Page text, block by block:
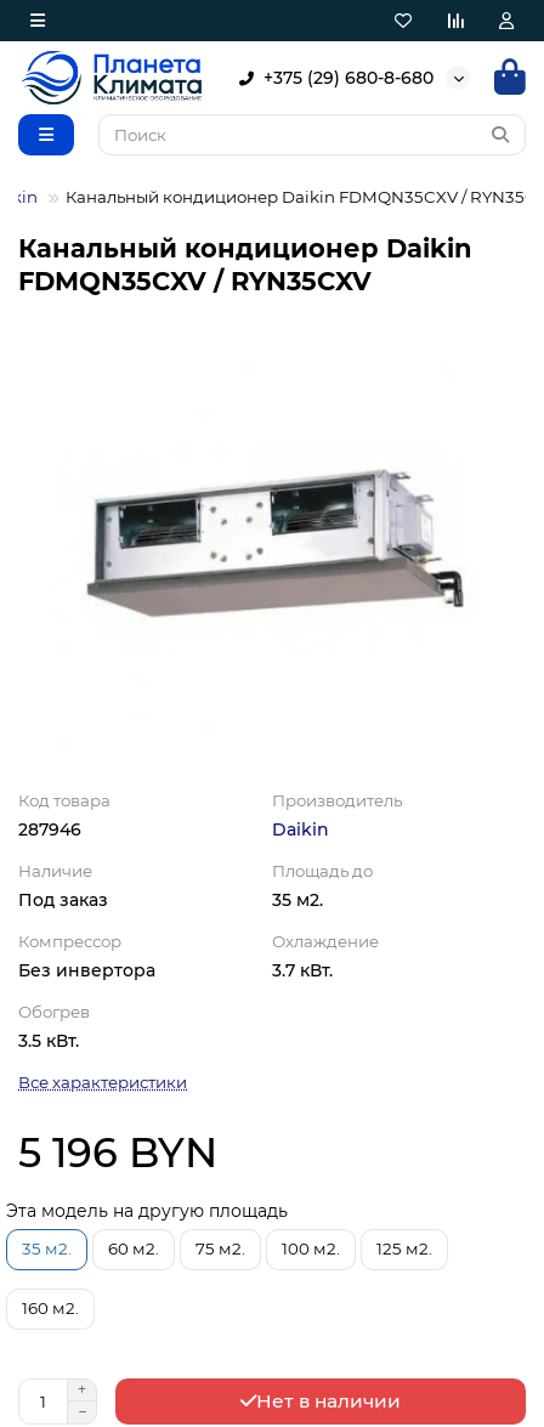
+375 (29) 680-8-680
Канальный кондиционер Daikin FDMQN35CXV /
Канальный кондиционер Daikin
FDMQN35CXV / RYN35CXV
Код товара
287946
Производитель
Daikin
Наличие
Под заказ
Площадь до
35 м2.
Компрессор
Без инвертора
Охлаждение
3.7 кВт.
Обогрев
3.5 кВт.
Все характеристики
5 196 BYN
Эта модель на другую площадь
35 м2. 60 м2. 75 м2. 100 м2. 125 м2.
160 м2.
Нет в наличии